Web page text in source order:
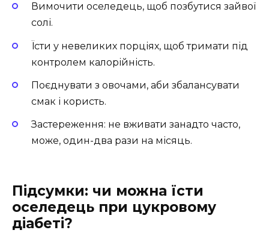
Вимочити оселедець, щоб позбутися зайвої
солі.
Їсти у невеликих порціях, щоб тримати під
контролем калорійність.
Поєднувати з овочами, аби збалансувати
смак і користь.
Застереження: не вживати занадто часто,
може, один-два рази на місяць.
Підсумки: чи можна їсти
оселедець при цукровому
діабеті?